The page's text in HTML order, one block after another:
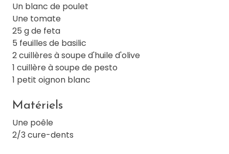
Un blanc de poulet
Une tomate
25 g de feta
5 feuilles de basilic
2 cuillères à soupe d'huile d'olive
1 cuillère à soupe de pesto
1 petit oignon blanc
Matériels
Une poêle
2/3 cure-dents